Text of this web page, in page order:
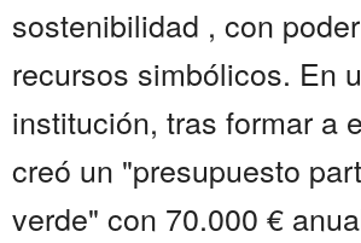
sostenibilidad , con
recursos simbólicos. En
institución, tras formar a
creó un "presupuesto
verde" con 70.000 €